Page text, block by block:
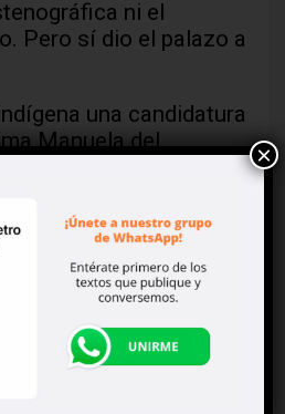
ni el
Pero sí dio el palazo a
una candidatura
Manuela del
ramas de ese árbol
con el abuelo José
Ampuero, Cantabria,
en 1917 y
descendiente
matrimonio nació
y madre de
×